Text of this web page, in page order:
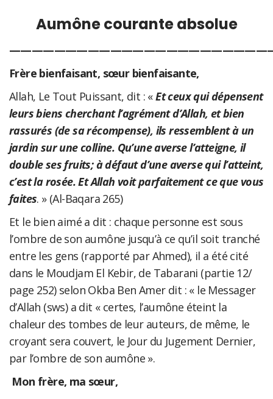
Aumône courante absolue
Frère bienfaisant, sœur bienfaisante,
Allah, Le Tout Puissant, dit : «Et ceux qui dépensent
leurs biens cherchant l’agrément d’Allah, et bien
rassurés (de sa récompense), ils ressemblent à un
jardin sur une colline. Qu’une averse l’atteigne, il
double ses fruits; à défaut d’une averse qui l’atteint,
c’est la rosée. Et Allah voit parfaitement ce que vous
faites. » (Al-Baqara 265)
Et le bien aimé a dit : chaque personne est sous
l’ombre de son aumône jusqu’à ce qu’il soit tranché
entre les gens (rapporté par Ahmed), il a été cité
dans le Moudjam El Kebir, de Tabarani (partie 12/
page 252) selon Okba Ben Amer dit : « le Messager
d’Allah (sws) a dit « certes, l’aumône éteint la
chaleur des tombes de leur auteurs, de même, le
croyant sera couvert, le Jour du Jugement Dernier,
par l’ombre de son aumône ».
Mon frère, ma sœur,